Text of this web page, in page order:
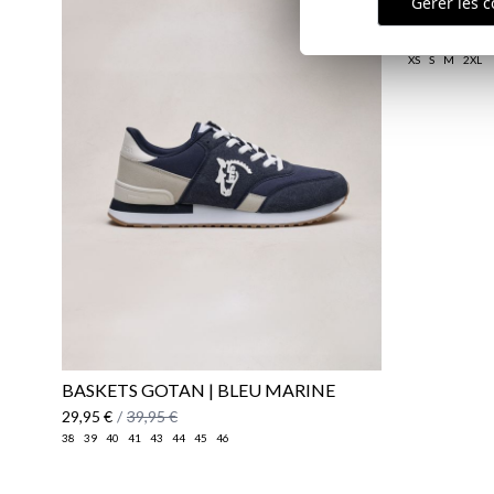
BASKETS GOTAN | BLEU MARINE
29,95 € / 39,95 €
38 39 40 41 43 44 45 46
LIERRE
XS S M 2XL